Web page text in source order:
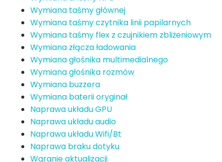
Wymiana taśmy głównej
Wymiana taśmy czytnika linii papilarnych
Wymiana taśmy flex z czujnikiem zbliżeniowym
Wymiana złącza ładowania
Wymiana głośnika multimedialnego
Wymiana głośnika rozmów
Wymiana buzzera
Wymiana baterii oryginał
Naprawa układu GPU
Naprawa układu audio
Naprawa układu Wifi/Bt
Naprawa braku dotyku
Wgranie aktualizacji